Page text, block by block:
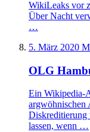
WikiLeaks vor
Über Nacht
…
5. März 2020
OLG
Ein Wikipedia-
argwöhnischen
Diskreditierung
lassen, wenn …